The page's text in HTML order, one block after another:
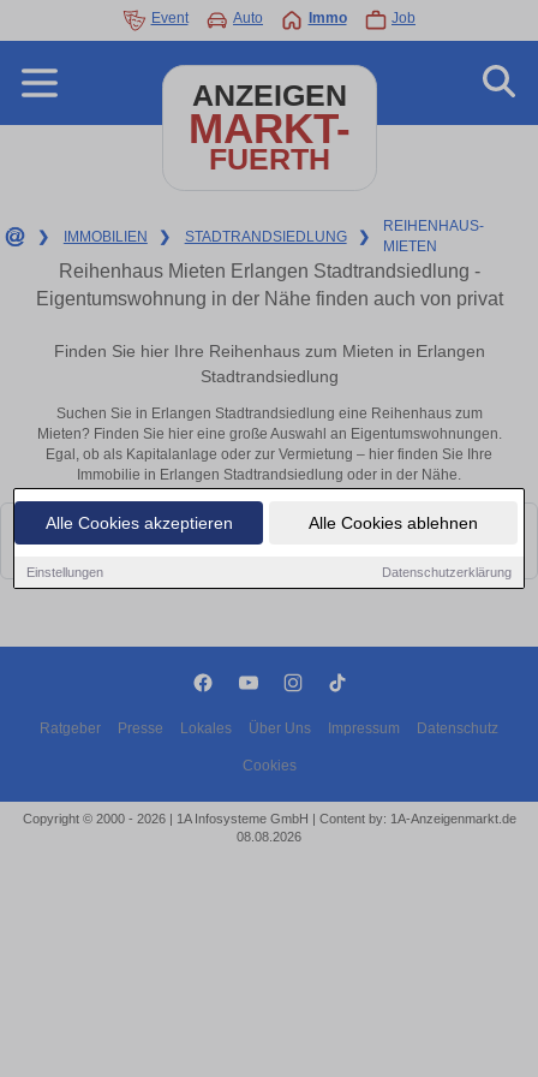
Alle Cookies akzeptieren Alle Cookies ablehnen
Einstellungen Datenschutzerklärung
Event Auto Immo Job
ANZEIGEN
MARKT-
FUERTH
❯ IMMOBILIEN ❯ STADTRANDSIEDLUNG ❯
REIHENHAUS-
MIETEN
Reihenhaus Mieten Erlangen Stadtrandsiedlung -
Eigentumswohnung in der Nähe finden auch von privat
Finden Sie hier Ihre Reihenhaus zum Mieten in Erlangen
Stadtrandsiedlung
Suchen Sie in Erlangen Stadtrandsiedlung eine Reihenhaus zum
Mieten? Finden Sie hier eine große Auswahl an Eigentumswohnungen.
Egal, ob als Kapitalanlage oder zur Vermietung – hier finden Sie Ihre
Immobilie in Erlangen Stadtrandsiedlung oder in der Nähe.
Leider konnten wir derzeit keine passenden Objekte finden. Schauen Sie
Ratgeber Presse Lokales Über Uns Impressum Datenschutz
Cookies
Copyright © 2000 - 2026 | 1A Infosysteme GmbH | Content by: 1A-Anzeigenmarkt.de
08.08.2026